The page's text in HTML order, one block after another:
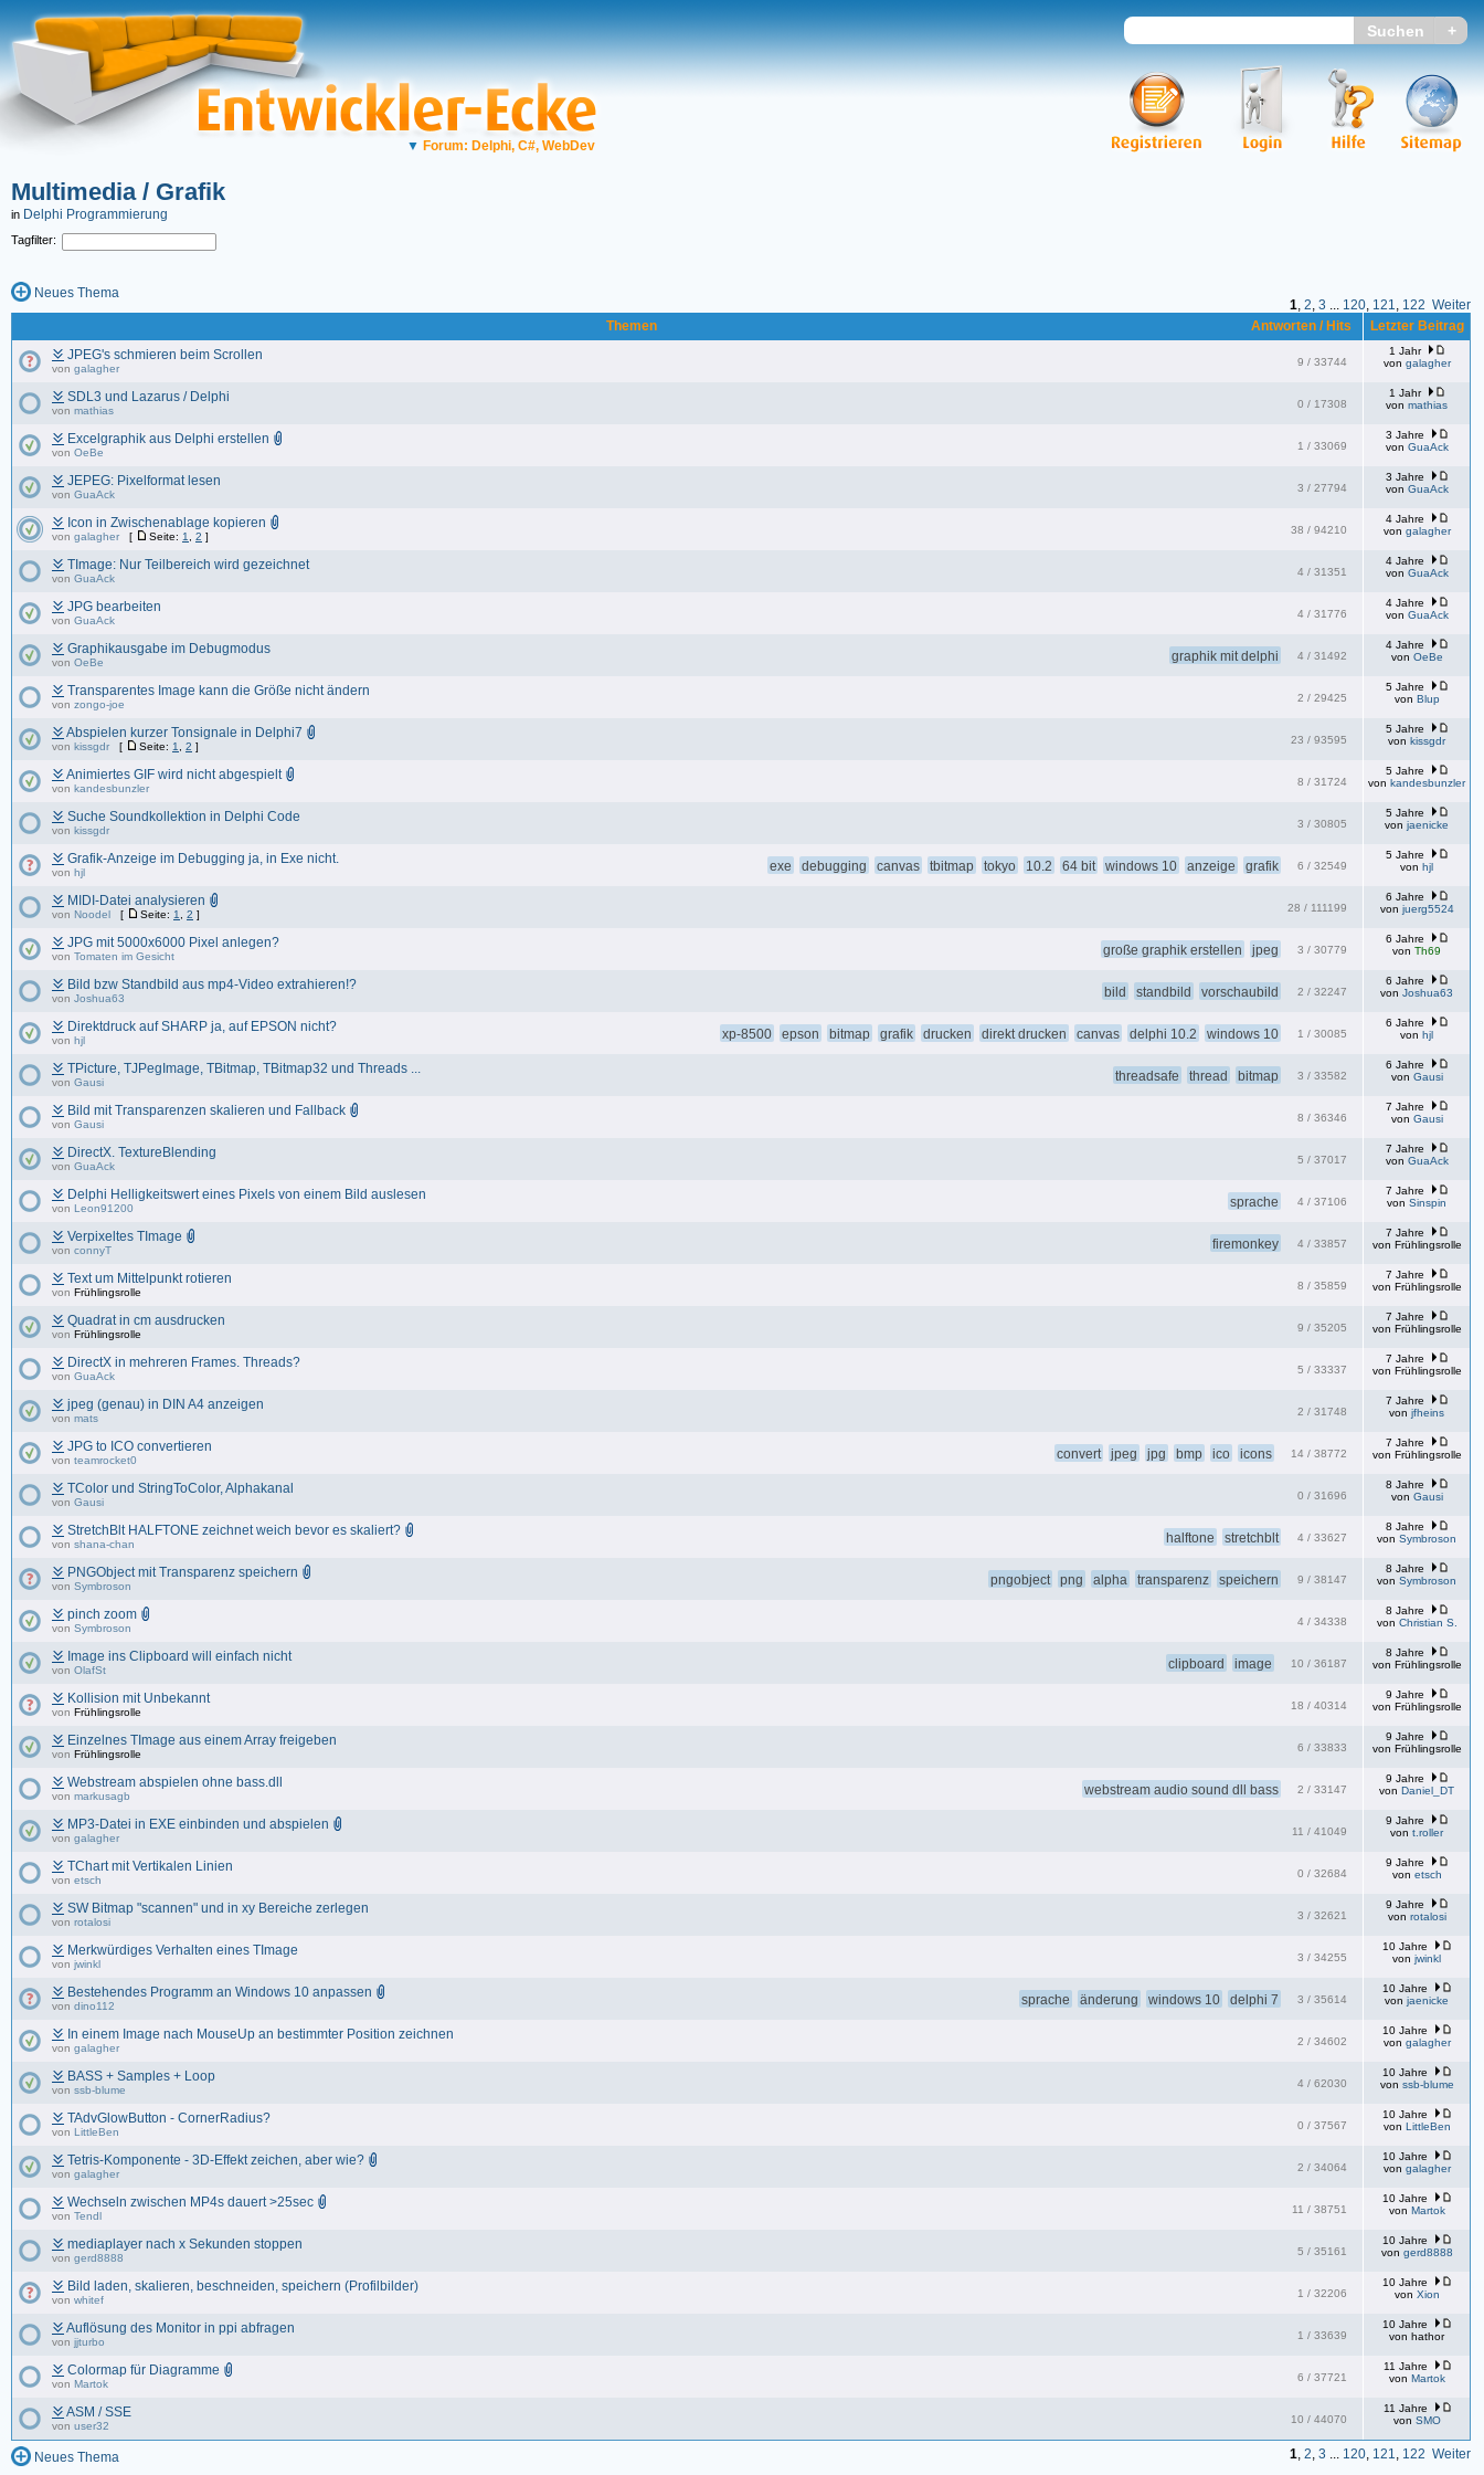
▼ Forum: Delphi, C#, WebDev
Multimedia / Grafik
in Delphi Programmierung
Tagfilter:
1, 2, 3 ... 120, 121, 122 Weiter
Neues Thema
Antworten / Hits
Themen Letzter Beitrag
9 / 33744
JPEG's schmieren beim Scrollen
von galagher
1 Jahr
von galagher
0 / 17308
SDL3 und Lazarus / Delphi
von mathias
1 Jahr
von mathias
1 / 33069
Excelgraphik aus Delphi erstellen
von OeBe
3 Jahre
von GuaAck
3 / 27794
JEPEG: Pixelformat lesen
von GuaAck
3 Jahre
von GuaAck
38 / 94210
Icon in Zwischenablage kopieren
von galagher [ Seite: 1 2 ]
4 Jahre
von galagher
4 / 31351
TImage: Nur Teilbereich wird gezeichnet
von GuaAck
4 Jahre
von GuaAck
4 / 31776
JPG bearbeiten
von GuaAck
4 Jahre
von GuaAck
4 / 31492
graphik mit delphi
Graphikausgabe im Debugmodus
von OeBe
4 Jahre
von OeBe
2 / 29425
Transparentes Image kann die Größe nicht ändern
von zongo-joe
5 Jahre
von Blup
23 / 93595
Abspielen kurzer Tonsignale in Delphi7
von kissgdr [ Seite: 1 2 ]
5 Jahre
von kissgdr
8 / 31724
Animiertes GIF wird nicht abgespielt
von kandesbunzler
5 Jahre
von kandesbunzler
3 / 30805
Suche Soundkollektion in Delphi Code
von kissgdr
5 Jahre
von jaenicke
6 / 32549
exe debugging canvas tbitmap tokyo 10.2 64 bit windows 10 anzeige grafik
Grafik-Anzeige im Debugging ja, in Exe nicht.
von hjl
5 Jahre
von hjl
28 / 111199
MIDI-Datei analysieren
von Noodel [ Seite: 1 2 ]
6 Jahre
von juerg5524
3 / 30779
große graphik erstellen jpeg
JPG mit 5000x6000 Pixel anlegen?
von Tomaten im Gesicht
6 Jahre
von Th69
2 / 32247
bild standbild vorschaubild
Bild bzw Standbild aus mp4-Video extrahieren!?
von Joshua63
6 Jahre
von Joshua63
1 / 30085
xp-8500 epson bitmap grafik drucken direkt drucken canvas delphi 10.2 windows 10
Direktdruck auf SHARP ja, auf EPSON nicht?
von hjl
6 Jahre
von hjl
3 / 33582
threadsafe thread bitmap
TPicture, TJPegImage, TBitmap, TBitmap32 und Threads ...
von Gausi
6 Jahre
von Gausi
8 / 36346
Bild mit Transparenzen skalieren und Fallback
von Gausi
7 Jahre
von Gausi
5 / 37017
DirectX. TextureBlending
von GuaAck
7 Jahre
von GuaAck
4 / 37106
sprache
Delphi Helligkeitswert eines Pixels von einem Bild auslesen
von Leon91200
7 Jahre
von Sinspin
4 / 33857
firemonkey
Verpixeltes TImage
von connyT
7 Jahre
von Frühlingsrolle
8 / 35859
Text um Mittelpunkt rotieren
von Frühlingsrolle
7 Jahre
von Frühlingsrolle
9 / 35205
Quadrat in cm ausdrucken
von Frühlingsrolle
7 Jahre
von Frühlingsrolle
5 / 33337
DirectX in mehreren Frames. Threads?
von GuaAck
7 Jahre
von Frühlingsrolle
2 / 31748
jpeg (genau) in DIN A4 anzeigen
von mats
7 Jahre
von jfheins
14 / 38772
convert jpeg jpg bmp ico icons
JPG to ICO convertieren
von teamrocket0
7 Jahre
von Frühlingsrolle
0 / 31696
TColor und StringToColor, Alphakanal
von Gausi
8 Jahre
von Gausi
4 / 33627
halftone stretchblt
StretchBlt HALFTONE zeichnet weich bevor es skaliert?
von shana-chan
8 Jahre
von Symbroson
9 / 38147
pngobject png alpha transparenz speichern
PNGObject mit Transparenz speichern
von Symbroson
8 Jahre
von Symbroson
4 / 34338
pinch zoom
von Symbroson
8 Jahre
von Christian S.
10 / 36187
clipboard image
Image ins Clipboard will einfach nicht
von OlafSt
8 Jahre
von Frühlingsrolle
18 / 40314
Kollision mit Unbekannt
von Frühlingsrolle
9 Jahre
von Frühlingsrolle
6 / 33833
Einzelnes TImage aus einem Array freigeben
von Frühlingsrolle
9 Jahre
von Frühlingsrolle
2 / 33147
webstream audio sound dll bass
Webstream abspielen ohne bass.dll
von markusagb
9 Jahre
von Daniel_DT
11 / 41049
MP3-Datei in EXE einbinden und abspielen
von galagher
9 Jahre
von t.roller
0 / 32684
TChart mit Vertikalen Linien
von etsch
9 Jahre
von etsch
3 / 32621
SW Bitmap "scannen" und in xy Bereiche zerlegen
von rotalosi
9 Jahre
von rotalosi
3 / 34255
Merkwürdiges Verhalten eines TImage
von jwinkl
10 Jahre
von jwinkl
3 / 35614
sprache änderung windows 10 delphi 7
Bestehendes Programm an Windows 10 anpassen
von dino112
10 Jahre
von jaenicke
2 / 34602
In einem Image nach MouseUp an bestimmter Position zeichnen
von galagher
10 Jahre
von galagher
4 / 62030
BASS + Samples + Loop
von ssb-blume
10 Jahre
von ssb-blume
0 / 37567
TAdvGlowButton - CornerRadius?
von LittleBen
10 Jahre
von LittleBen
2 / 34064
Tetris-Komponente - 3D-Effekt zeichen, aber wie?
von galagher
10 Jahre
von galagher
11 / 38751
Wechseln zwischen MP4s dauert >25sec
von Tendl
10 Jahre
von Martok
5 / 35161
mediaplayer nach x Sekunden stoppen
von gerd8888
10 Jahre
von gerd8888
1 / 32206
Bild laden, skalieren, beschneiden, speichern (Profilbilder)
von whitef
10 Jahre
von Xion
1 / 33639
Auflösung des Monitor in ppi abfragen
von jjturbo
10 Jahre
von hathor
6 / 37721
Colormap für Diagramme
von Martok
11 Jahre
von Martok
10 / 44070
ASM / SSE
von user32
11 Jahre
von SMO
1, 2, 3 ... 120, 121, 122 Weiter
Neues Thema